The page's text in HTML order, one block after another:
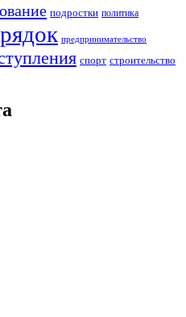
подростки политика
предпринимательство
спорт строительство
КРАЯ.